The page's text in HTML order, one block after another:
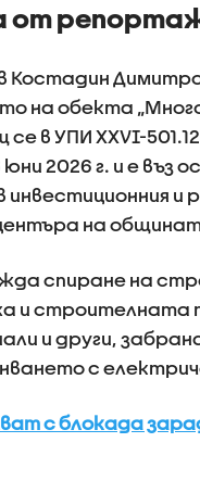
от
на обекта
в УПИ XXVI-
2026 г. и е въз
и
на
спиране на
и строителната
и други,
с
с блокада